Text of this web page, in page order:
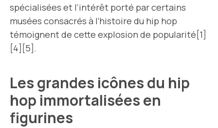
spécialisées et l’intérêt porté par certains
musées consacrés à l’histoire du hip hop
témoignent de cette explosion de popularité[1]
[4][5].
Les grandes icônes du hip
hop immortalisées en
figurines